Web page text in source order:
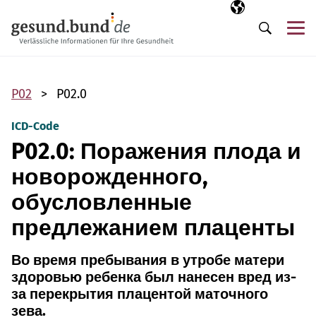
Выбранный
RU
Поиск
P02 P02.0
ICD-Code
P02.0: Поражения плода и
новорожденного,
обусловленные
предлежанием плаценты
Во время пребывания в утробе матери
здоровью ребенка был нанесен вред из-
за перекрытия плацентой маточного
зева.